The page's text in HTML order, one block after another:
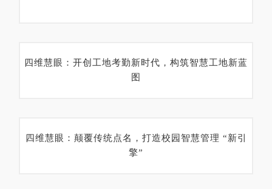
四维慧眼：开创工地考勤新时代，构筑智慧工地新蓝
图
四维慧眼：颠覆传统点名，打造校园智慧管理 “新引
擎”